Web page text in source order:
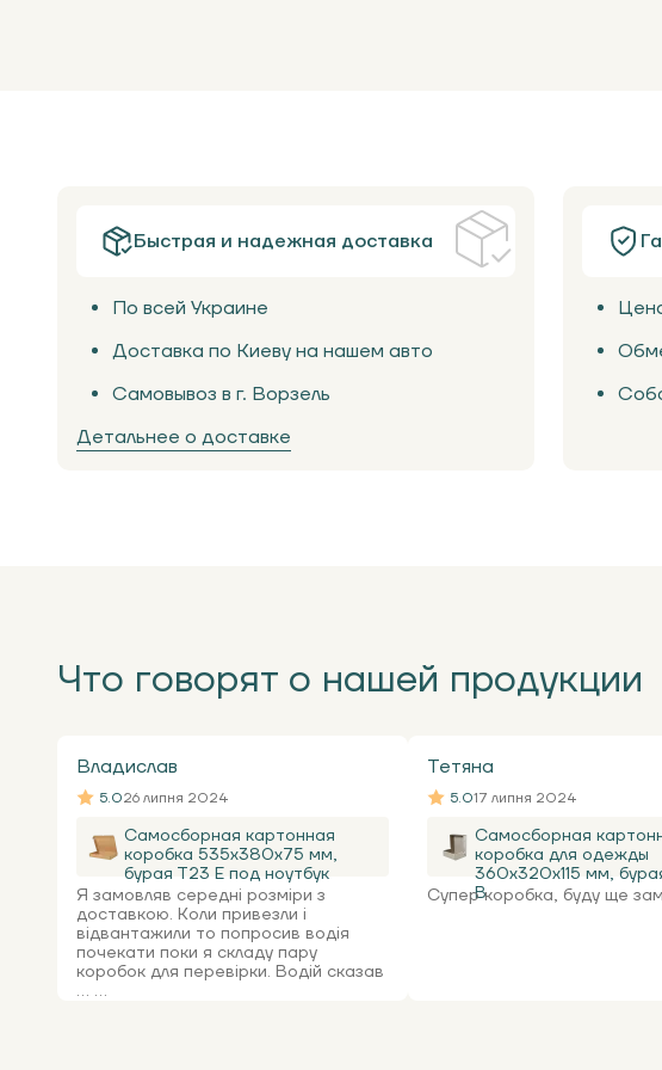
Быстрая и надежная доставка
По всей Украине
Доставка по Киеву на нашем авто
Самовывоз в г. Ворзель
Детальнее о доставке
Что говорят о нашей продукции
Владислав
5.026 липня 2024
Самосборная картонная
коробка 535x380x75 мм,
бурая Т23 Е под ноутбук
Я замовляв середні розміри з
доставкою. Коли привезли і
відвантажили то попросив водія
почекати поки я складу пару
коробок для перевірки. Водій сказав
... ...
Тетяна
5.017 липня 2024
Самосборная
коробка для одежды
360х320х115 мм,
В
Супер коробка, буду ще